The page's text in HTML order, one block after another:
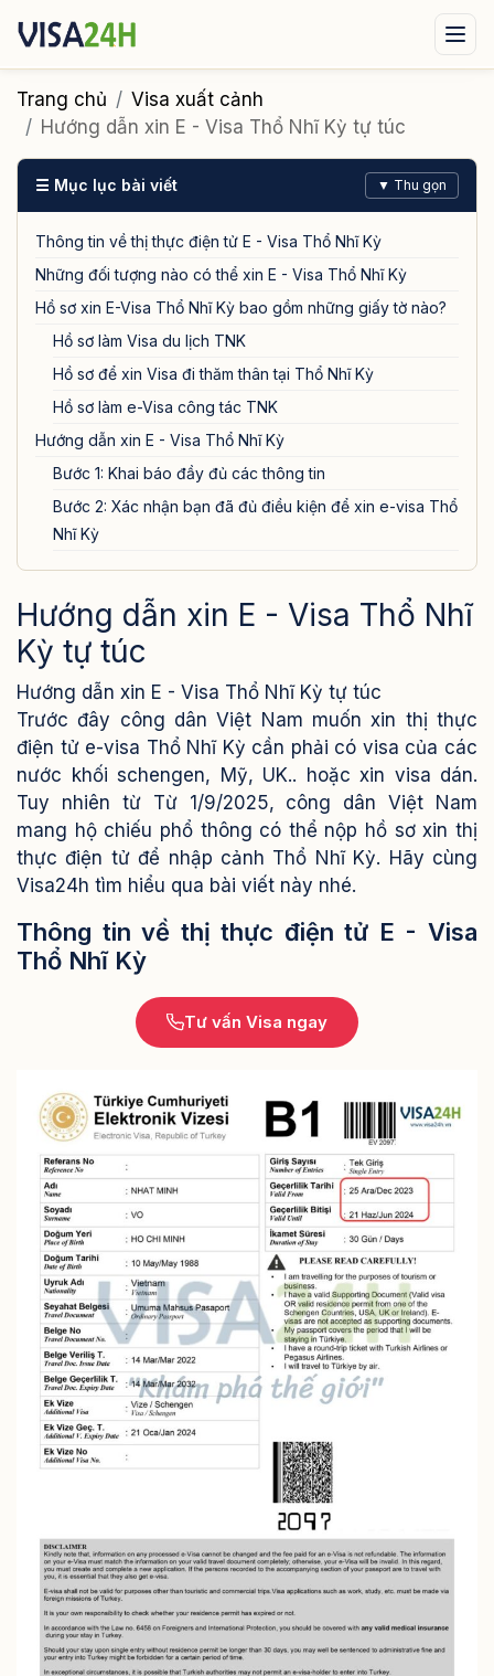
Visa xuất cảnh Visa nhập cảnh
Tư vấn ngay qua Zalo
Trang chủ
Visa xuất cảnh
Hướng dẫn xin E - Visa Thổ Nhĩ Kỳ tự túc
☰ Mục lục bài viết ▼ Thu gọn
Thông tin về thị thực điện tử E - Visa Thổ Nhĩ Kỳ
Những đối tượng nào có thể xin E - Visa Thổ Nhĩ Kỳ
Hồ sơ xin E-Visa Thổ Nhĩ Kỳ bao gồm những giấy tờ nào?
Hồ sơ làm Visa du lịch TNK
Hồ sơ để xin Visa đi thăm thân tại Thổ Nhĩ Kỳ
Hồ sơ làm e-Visa công tác TNK
Hướng dẫn xin E - Visa Thổ Nhĩ Kỳ
Bước 1: Khai báo đầy đủ các thông tin
Bước 2: Xác nhận bạn đã đủ điều kiện để xin e-visa Thổ
Nhĩ Kỳ
Bước 3: Khai báo và điền đầy đủ các thông tin cá nhân
Bước 4: Xác nhận thông tin qua địa chỉ email
Bước 5: Thanh toán lệ phí xin e-visa Thổ Nhĩ Kỳ
Dịch vụ xin e-Visa Thổ Nhĩ Kỳ
Hướng dẫn xin E - Visa Thổ Nhĩ
Kỳ tự túc
Hướng dẫn xin E - Visa Thổ Nhĩ Kỳ tự túc
Trước đây công dân Việt Nam muốn xin thị thực
điện tử e-visa Thổ Nhĩ Kỳ cần phải có visa của các
nước khối schengen, Mỹ, UK.. hoặc xin visa dán.
Tuy nhiên từ Từ 1/9/2025, công dân Việt Nam
mang hộ chiếu phổ thông có thể nộp hồ sơ xin thị
thực điện tử để nhập cảnh Thổ Nhĩ Kỳ. Hãy cùng
Visa24h tìm hiểu qua bài viết này nhé.
Thông tin về thị thực điện tử E - Visa
Thổ Nhĩ Kỳ
Tư vấn Visa ngay